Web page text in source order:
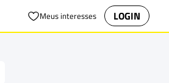
Meus interesses LOGIN